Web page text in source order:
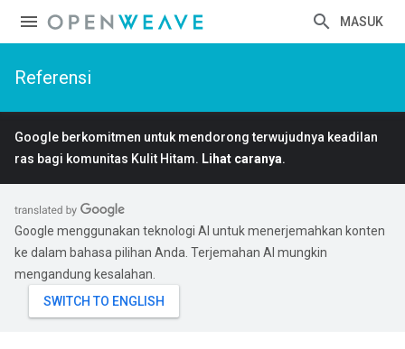
MASUK
Referensi
Google berkomitmen untuk mendorong terwujudnya keadilan
ras bagi komunitas Kulit Hitam. Lihat caranya.
Google menggunakan teknologi AI untuk menerjemahkan konten
ke dalam bahasa pilihan Anda. Terjemahan AI mungkin
mengandung kesalahan.